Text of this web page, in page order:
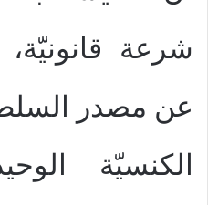
شرعة قانونيّة،
عن مصدر
الكنسيّة